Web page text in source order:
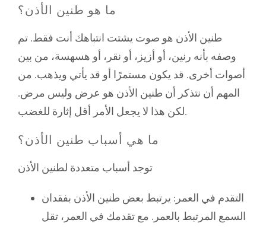
ما هو طنين الأذن؟
طنين الأذن هو صوت يشتت انتباهك أنت فقط. تم
وصفه بأنه رنين، أو أزيز، أو نقر، أو هسهسة، من بين
أصوات أخرى. قد يكون مستمرًا أو قد يأتي ويذهب. من
المهم أن نتذكر أن طنين الأذن هو عرض وليس مرض.
لكن هذا لا يجعل الأمر أقل إثارة للغضب.
ما هي أسباب طنين الأذن؟
توجد أسباب متعددة لطنين الأذن
التقدم في العمر: يرتبط بعض طنين الأذن بفقدان
السمع المرتبط بالعمر. مع تقدمك في العمر، تقل